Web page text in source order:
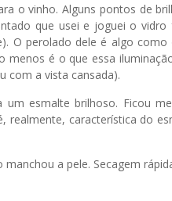
o vinho. Alguns pontos de
que usei e joguei o
O perolado dele é algo
é o que essa
com a vista cansada).
esmalte brilhoso. Ficou
característica do
a pele. Secagem